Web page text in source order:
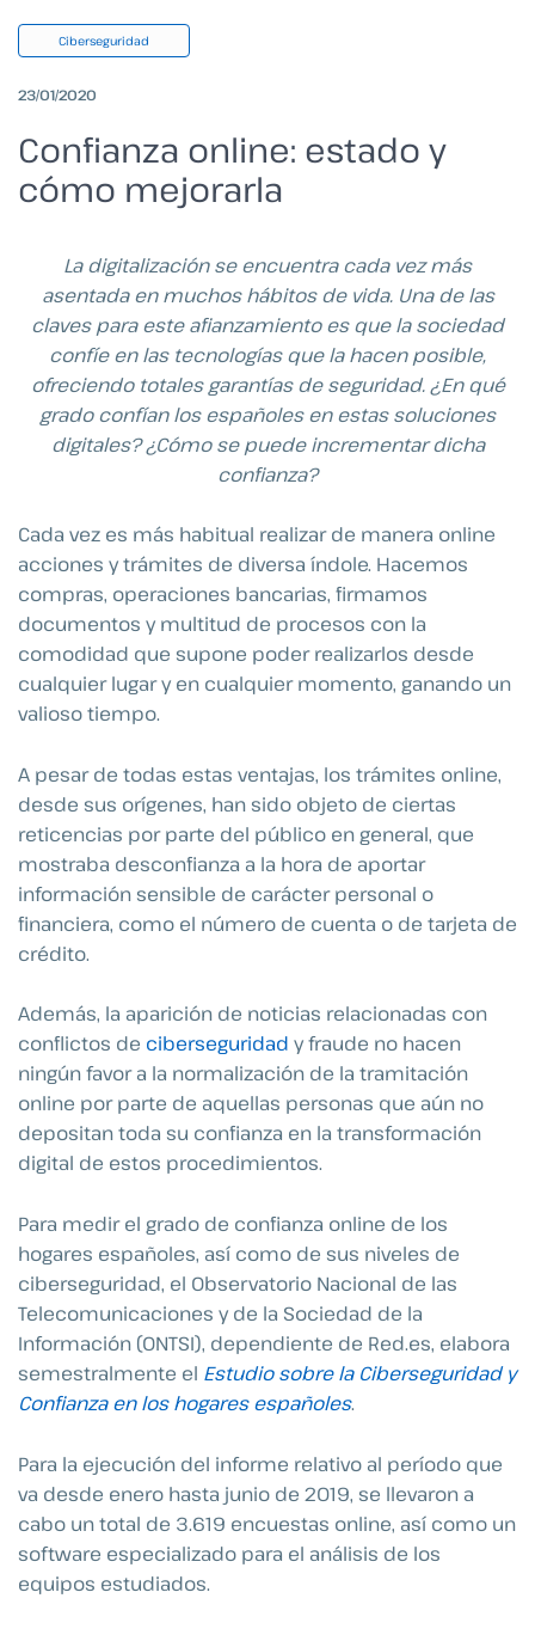
Ciberseguridad
23/01/2020
Confianza online: estado y
cómo mejorarla
La digitalización se encuentra cada vez más
asentada en muchos hábitos de vida. Una de las
claves para este afianzamiento es que la sociedad
confíe en las tecnologías que la hacen posible,
ofreciendo totales garantías de seguridad. ¿En qué
grado confían los españoles en estas soluciones
digitales? ¿Cómo se puede incrementar dicha
confianza?
Cada vez es más habitual realizar de manera online
acciones y trámites de diversa índole. Hacemos
compras, operaciones bancarias, firmamos
documentos y multitud de procesos con la
comodidad que supone poder realizarlos desde
cualquier lugar y en cualquier momento, ganando un
valioso tiempo.
A pesar de todas estas ventajas, los trámites online,
desde sus orígenes, han sido objeto de ciertas
reticencias por parte del público en general, que
mostraba desconfianza a la hora de aportar
información sensible de carácter personal o
financiera, como el número de cuenta o de tarjeta de
crédito.
Además, la aparición de noticias relacionadas con
conflictos de ciberseguridad y fraude no hacen
ningún favor a la normalización de la tramitación
online por parte de aquellas personas que aún no
depositan toda su confianza en la transformación
digital de estos procedimientos.
Para medir el grado de confianza online de los
hogares españoles, así como de sus niveles de
ciberseguridad, el Observatorio Nacional de las
Telecomunicaciones y de la Sociedad de la
Información (ONTSI), dependiente de Red.es, elabora
semestralmente el Estudio sobre la Ciberseguridad y
Confianza en los hogares españoles.
Para la ejecución del informe relativo al período que
va desde enero hasta junio de 2019, se llevaron a
cabo un total de 3.619 encuestas online, así como un
software especializado para el análisis de los
equipos estudiados.